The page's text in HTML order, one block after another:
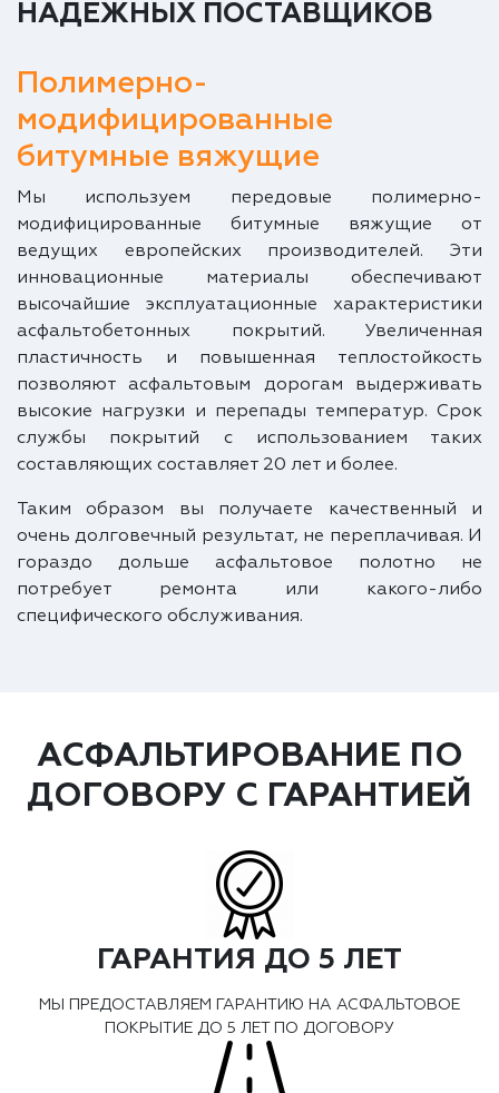
НАДЕЖНЫХ ПОСТАВЩИКОВ
Полимерно-
модифицированные
битумные вяжущие
Мы используем передовые полимерно-
модифицированные битумные вяжущие от
ведущих европейских производителей. Эти
инновационные материалы обеспечивают
высочайшие эксплуатационные характеристики
асфальтобетонных покрытий. Увеличенная
пластичность и повышенная теплостойкость
позволяют асфальтовым дорогам выдерживать
высокие нагрузки и перепады температур. Срок
службы покрытий с использованием таких
составляющих составляет 20 лет и более.
Таким образом вы получаете качественный и
очень долговечный результат, не переплачивая. И
гораздо дольше асфальтовое полотно не
потребует ремонта или какого-либо
специфического обслуживания.
АСФАЛЬТИРОВАНИЕ ПО
ДОГОВОРУ С ГАРАНТИЕЙ
ГАРАНТИЯ ДО 5 ЛЕТ
МЫ ПРЕДОСТАВЛЯЕМ ГАРАНТИЮ НА АСФАЛЬТОВОЕ
ПОКРЫТИЕ ДО 5 ЛЕТ ПО ДОГОВОРУ